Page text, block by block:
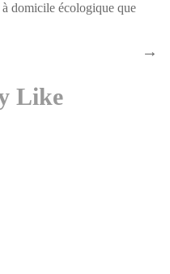
domicile écologique que
Like